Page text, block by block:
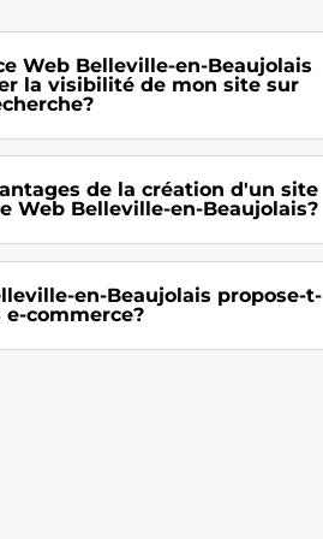
Web Belleville-en-Beaujolais
la visibilité de mon site sur
de la création d'un site
Web Belleville-en-Beaujolais?
en-Beaujolais propose-t-
commerce?